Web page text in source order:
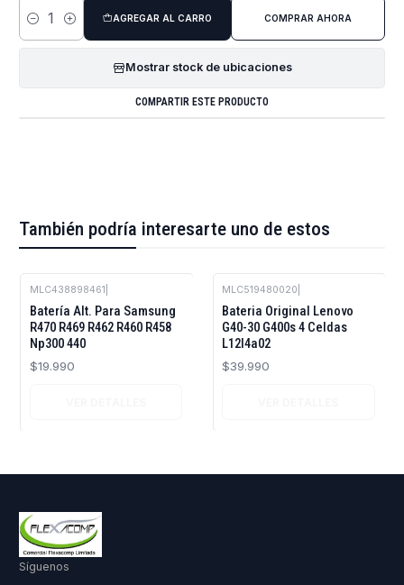
Cantidad
AGREGAR AL CARRO COMPRAR AHORA
Mostrar stock de ubicaciones
COMPARTIR ESTE PRODUCTO
También podría interesarte uno de estos
MLC438898461
Batería Alt. Para Samsung
R470 R469 R462 R460 R458
Np300 440
$19.990
MLC519480020
Bateria Original Lenovo
G40-30 G400s 4 Celdas
L12l4a02
$39.990
Síguenos